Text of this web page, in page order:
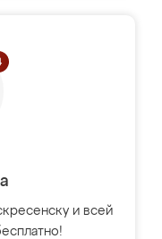
и всей